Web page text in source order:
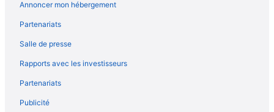
Annoncer mon hébergement
Partenariats
Salle de presse
Rapports avec les investisseurs
Partenariats
Publicité